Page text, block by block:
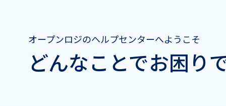
オープンロジのヘルプセンターへようこそ
どんなことでお困り